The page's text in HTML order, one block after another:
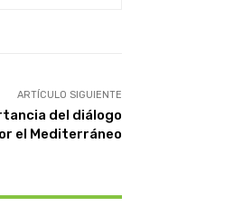
ARTÍCULO SIGUIENTE
del diálogo
el Mediterráneo